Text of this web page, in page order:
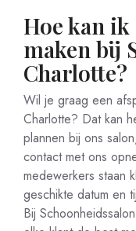
Hoe kan ik
maken bij
Charlotte?
Wil je graag een
Charlotte? Dat kan
plannen bij ons
contact met ons
medewerkers staan
geschikte datum en
Bij